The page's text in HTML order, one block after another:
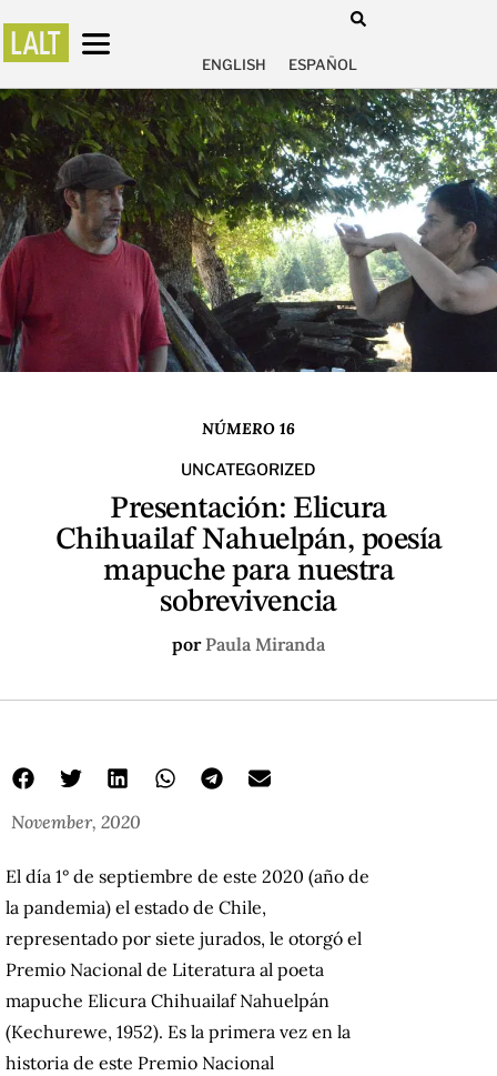
ENGLISH ESPAÑOL
NÚMERO 16
UNCATEGORIZED
Presentación: Elicura
Chihuailaf Nahuelpán, poesía
mapuche para nuestra
sobrevivencia
por Paula Miranda
November, 2020
El día 1° de septiembre de este 2020 (año de
la pandemia) el estado de Chile,
representado por siete jurados, le otorgó el
Premio Nacional de Literatura al poeta
mapuche Elicura Chihuailaf Nahuelpán
(Kechurewe, 1952). Es la primera vez en la
historia de este Premio Nacional